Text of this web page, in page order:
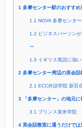
1 多摩センター駅のおすすめ
1.1 NOVA 多摩センタ
1.2 ビジネスパーソン
ー
1.3 イギリス英語に強
2 多摩センター周辺の英会話
2.1 ECC外語学院 新百
3 「多摩センター」の地元
3.1 プリンス英米学院
4 英会話教室に通うだけで